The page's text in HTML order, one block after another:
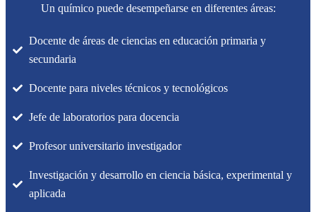
Un químico puede desempeñarse en diferentes áreas:
Docente de áreas de ciencias en educación primaria y
secundaria
Docente para niveles técnicos y tecnológicos
Jefe de laboratorios para docencia
Profesor universitario investigador
Investigación y desarrollo en ciencia básica, experimental y
aplicada